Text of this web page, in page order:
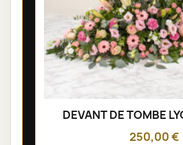
DEVANT DE TOMBE
250,00 €